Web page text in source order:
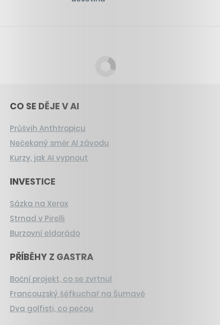
CO SE DĚJE V AI
Průšvih Anthtropicu
Nečekaný směr AI závodu
Kurzy, jak AI vypnout
INVESTICE
Sázka na Xerox
Strnad v Pirelli
Burzovní eldorádo
PŘÍBĚHY Z GASTRA
Boční projekt, co se zvrtnul
Francouzský šéfkuchař na Šumavě
Dva golfisti, co pečou